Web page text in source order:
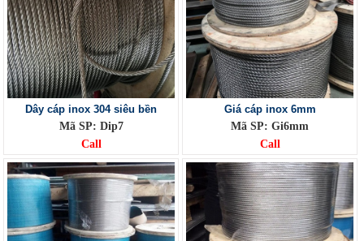
Dây cáp inox 304 siêu bền
Mã SP: Dip7
Call
Giá cáp inox 6mm
Mã SP: Gi6mm
Call